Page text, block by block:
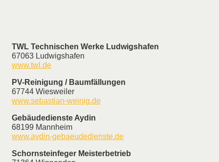
TWL Technischen Werke Ludwigshafen
67063 Ludwigshafen
www.twl.de
PV-Reinigung / Baumfällungen
67744 Wiesweiler
www.sebastian-weinig.de
Gebäudedienste Aydin
68199 Mannheim
www.aydin-gebaeudedienste.de
Schornsteinfeger Meisterbetrieb